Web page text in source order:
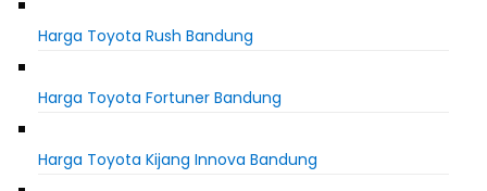
Harga Toyota Rush Bandung
Harga Toyota Fortuner Bandung
Harga Toyota Kijang Innova Bandung